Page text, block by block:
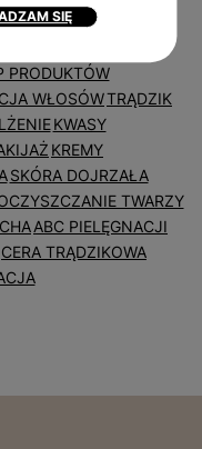
SIĘ
PRODUKTÓW
WŁOSÓWTRĄDZIK
KWASY
KREMY
SKÓRA DOJRZAŁA
TWARZY
ABC PIELĘGNACJI
CERA TRĄDZIKOWA